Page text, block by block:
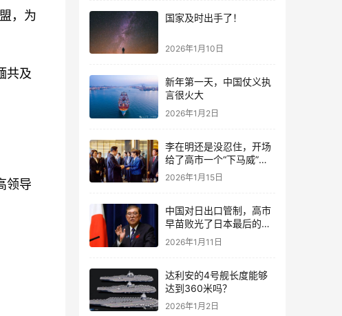
，为
共及
领导
国家及时出手了！
2026年1月10日
新年第一天，中国仗义执
言很火大
2026年1月2日
李在明还是没忍住，开场
给了高市一个“下马威”，
还特意提到中国
2026年1月15日
中国对日出口管制，高市
早苗败光了日本最后的国
运
2026年1月11日
达利安的4号舰长度能够
达到360米吗？
2026年1月2日